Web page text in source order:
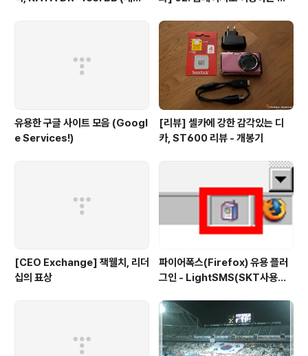
유용한 구글 사이트 모음 (Googl
e Services!)
[리뷰] 셀카에 강한 감각있는 디
카, ST600 리뷰 - 개봉기
[CEO Exchange] 잭웰치, 리더
십의 표상
파이어폭스(Firefox) 유용 플러
그인 - LightSMS(SKT사용자